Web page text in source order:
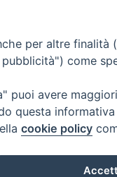
per altre finalità
come
puoi avere
questa
cookie policy